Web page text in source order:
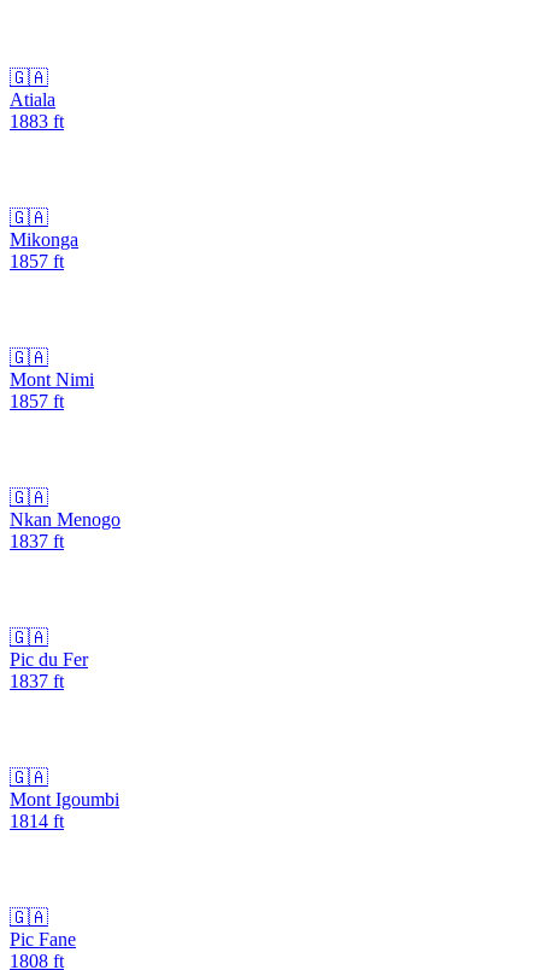
🇬🇦
Atiala
1883 ft
🇬🇦
Mikonga
1857 ft
🇬🇦
Mont Nimi
1857 ft
🇬🇦
Nkan Menogo
1837 ft
🇬🇦
Pic du Fer
1837 ft
🇬🇦
Mont Igoumbi
1814 ft
🇬🇦
Pic Fane
1808 ft